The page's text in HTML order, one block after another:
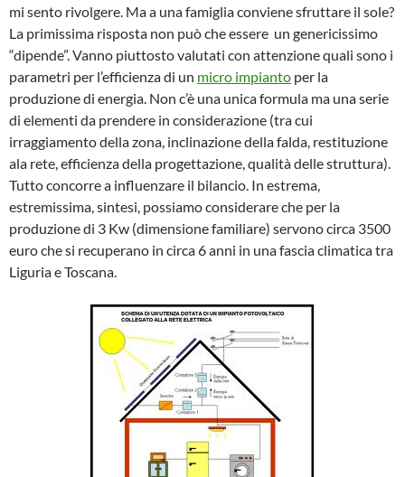
mi sento rivolgere. Ma a una famiglia conviene sfruttare il sole?
La primissima risposta non può che essere un genericissimo
“dipende”. Vanno piuttosto valutati con attenzione quali sono i
parametri per l’efficienza di un micro impianto per la
produzione di energia. Non c’è una unica formula ma una serie
di elementi da prendere in considerazione (tra cui
irraggiamento della zona, inclinazione della falda, restituzione
ala rete, efficienza della progettazione, qualità delle struttura).
Tutto concorre a influenzare il bilancio. In estrema,
estremissima, sintesi, possiamo considerare che per la
produzione di 3 Kw (dimensione familiare) servono circa 3500
euro che si recuperano in circa 6 anni in una fascia climatica tra
Liguria e Toscana.